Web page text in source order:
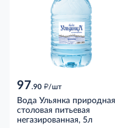
97.90 д/шт
Вода Ульянка природная
столовая питьевая
негазированная, 5л